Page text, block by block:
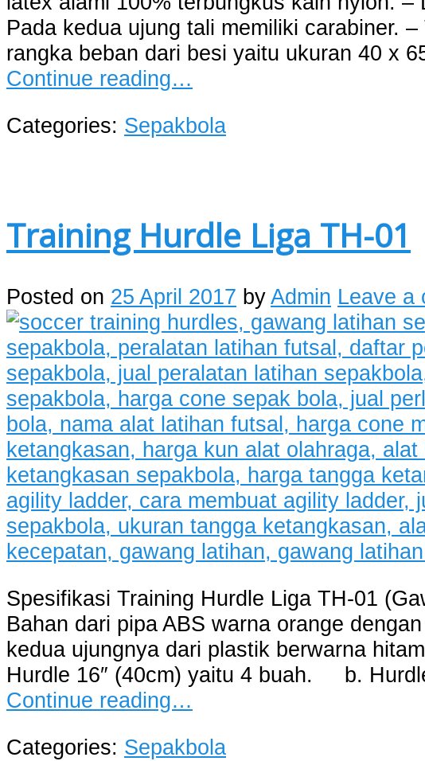
Pada kedua ujung tali memiliki carabiner.
rangka beban dari besi yaitu ukuran 40 x
Continue reading…
Categories: Sepakbola
Training Hurdle Liga TH-01
Posted on 25 April 2017 byAdmin Leave a
Spesifikasi Training Hurdle Liga TH-01
Bahan dari pipa ABS warna orange
kedua ujungnya dari plastik berwarna
Hurdle 16″ (40cm) yaitu 4 buah. b.
Continue reading…
Categories: Sepakbola